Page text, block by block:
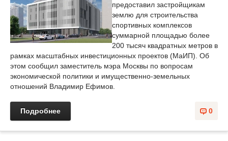
предоставил застройщикам
землю для строительства
спортивных комплексов
суммарной площадью более
200 тысяч квадратных метров в
рамках масштабных инвестиционных проектов (МаИП). Об
этом сообщил заместитель мэра Москвы по вопросам
экономической политики и имущественно-земельных
отношений Владимир Ефимов.
0
Подробнее